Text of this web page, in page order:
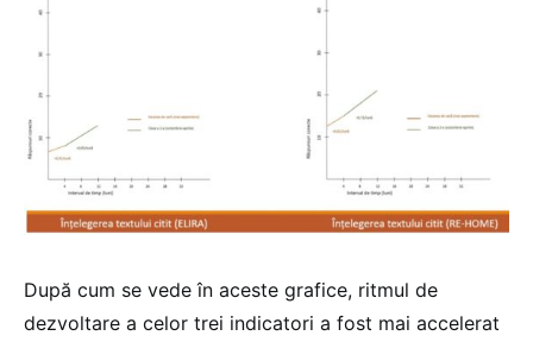
După cum se vede în aceste grafice, ritmul de
dezvoltare a celor trei indicatori a fost mai accelerat